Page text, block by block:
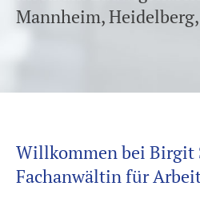
Mannheim,
Willkommen bei Birgit
Fachanwältin für